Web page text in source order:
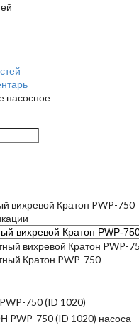
насосное
вихревой Кратон PWP-750
750 (ID 1020)
PWP-750 (ID 1020) насоса